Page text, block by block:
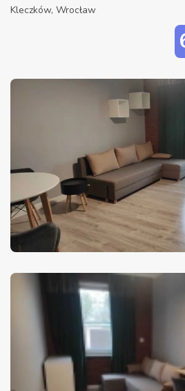
Kleczków, Wrocław